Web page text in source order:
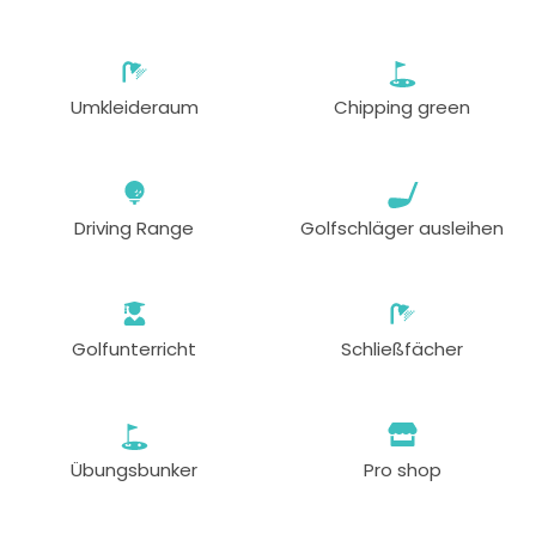
Umkleideraum Chipping green
Driving Range Golfschläger ausleihen
Golfunterricht Schließfächer
Übungsbunker Pro shop